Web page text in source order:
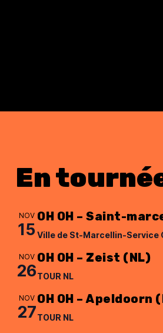
En
NOV
15
OH OH – Saint-
Ville de St-Marcellin-Service
NOV
26
OH OH – Zeist (NL)
TOUR NL
NOV
27
OH OH – Apeldoorn
TOUR NL